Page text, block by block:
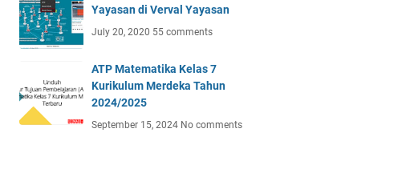
Yayasan di Verval Yayasan
July 20, 2020 55 comments
ATP Matematika Kelas 7
Kurikulum Merdeka Tahun
2024/2025
September 15, 2024 No comments